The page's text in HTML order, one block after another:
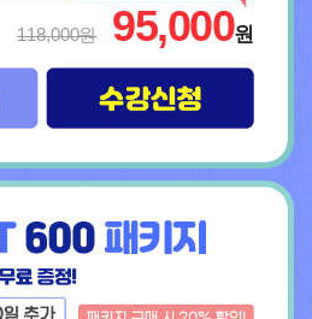
118,000원 95,000원